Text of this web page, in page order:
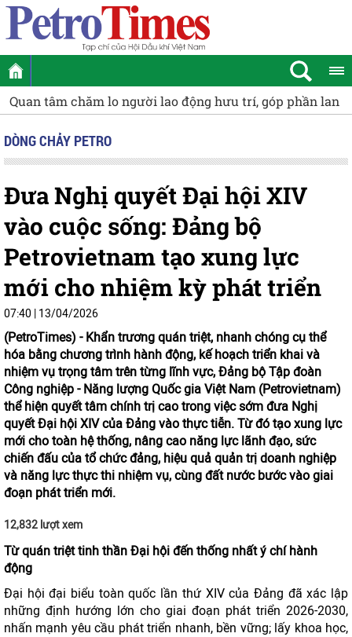
Quan tâm chăm lo người lao động hưu trí, góp phần lan
DÒNG CHẢY PETRO
Đưa Nghị quyết Đại hội XIV
vào cuộc sống: Đảng bộ
Petrovietnam tạo xung lực
mới cho nhiệm kỳ phát triển
07:40 | 13/04/2026
(PetroTimes) - Khẩn trương quán triệt, nhanh chóng cụ thể
hóa bằng chương trình hành động, kế hoạch triển khai và
nhiệm vụ trọng tâm trên từng lĩnh vực, Đảng bộ Tập đoàn
Công nghiệp - Năng lượng Quốc gia Việt Nam (Petrovietnam)
thể hiện quyết tâm chính trị cao trong việc sớm đưa Nghị
quyết Đại hội XIV của Đảng vào thực tiễn. Từ đó tạo xung lực
mới cho toàn hệ thống, nâng cao năng lực lãnh đạo, sức
chiến đấu của tổ chức đảng, hiệu quả quản trị doanh nghiệp
và năng lực thực thi nhiệm vụ, cùng đất nước bước vào giai
đoạn phát triển mới.
12,832 lượt xem
Từ quán triệt tinh thần Đại hội đến thống nhất ý chí hành
động
Đại hội đại biểu toàn quốc lần thứ XIV của Đảng đã xác lập
những định hướng lớn cho giai đoạn phát triển 2026-2030,
nhấn mạnh yêu cầu phát triển nhanh, bền vững; lấy khoa học,